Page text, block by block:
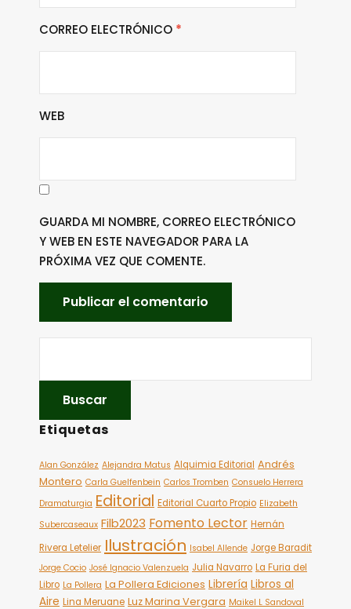
CORREO ELECTRÓNICO *
WEB
GUARDA MI NOMBRE, CORREO ELECTRÓNICO
Y WEB EN ESTE NAVEGADOR PARA LA
PRÓXIMA VEZ QUE COMENTE.
Etiquetas
Alan González Alejandra Matus Alquimia Editorial Andrés
Montero Carla Guelfenbein Carlos Tromben Consuelo Herrera
Dramaturgia Editorial Editorial Cuarto Propio Elizabeth
Subercaseaux Filb2023 Fomento Lector Hernán
Rivera Letelier Ilustración Isabel Allende Jorge Baradit
Jorge Cocio José Ignacio Valenzuela Julia Navarro La Furia del
Libro La Pollera La Pollera Ediciones Librería Libros al
Aire Lina Meruane Luz Marina Vergara Maikel L Sandoval